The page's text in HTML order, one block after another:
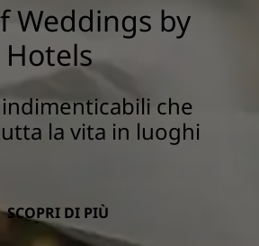
Weddings by
Hotels
che
la vita in luoghi
SCOPRI DI PIÙ